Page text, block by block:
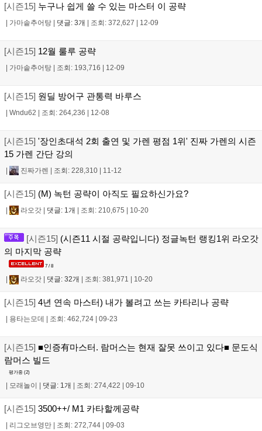
[시즌15] 누구나 쉽게 쓸 수 있는 마스터 이 공략
| 가마솥추어탕 | 댓글: 3개 | 조회: 372,627 | 12-09
[시즌15] 12월 룰루 공략
| 가마솥추어탕 | 조회: 193,716 | 12-09
[시즌15] 원딜 방어구 관통력 바루스
| Wndu62 | 조회: 264,236 | 12-08
[시즌15] '장인초대석 2회 출연 및 가렌 평점 1위' 진짜 가렌의 시즌
15 가렌 간단 강의
| 진짜가렌 | 조회: 228,310 | 11-12
[시즌15] (M) 녹턴 공략이 아직도 필요하신가요?
| 라오갓 | 댓글: 1개 | 조회: 210,675 | 10-20
[시즌15] (시즌11 시절 공략입니다) 정글녹턴 랭킹1위 라오갓
의 마지막 공략
7 / 8
라오갓 댓글: 32개 조회: 381,971 10-20
[시즌15] 4년 연속 마스터) 내가 볼려고 쓰는 카타리나 공략
용타는모데 조회: 462,724 09-23
[시즌15] ■인증有마스터. 람머스는 현재 잘못 쓰이고 있다■ 문도식
람머스 빌드
평가중 (2)
모래놀이 댓글: 1개 조회: 274,422 09-10
[시즌15] 3500++/ M1 카타할께공략
리그오브영만 조회: 272,744 09-03